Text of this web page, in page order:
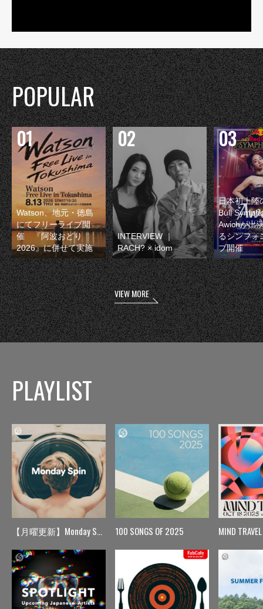
POPULAR
Watson、地元・徳島
にてフリーライブ開
催 『阿波おどり
2026』に併せて実施
INTERVIEW ｜
RACH? × idom
日本初上陸
Bull
Awichが出
るシンフォ
ブ開催
VIEW MORE
PLAYLIST
【月曜更新】Monday Spin 100 SONGS OF 2025 MIND TRAVEL